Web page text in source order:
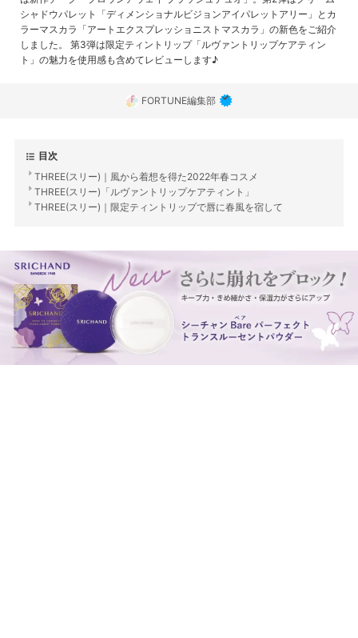
シャドウパレット「ディメンショナルビジョンアイパレットアリー」とカ
ラーマスカラ「アートエクスプレッショニストマスカラ」の新色をご紹介
しました。 第3弾は限定ティントリップ「ルヴァントリップケアティン
ト」の魅力を使用感も含めてレビューします♪
FORTUNE編集部
目次
THREE(スリー)｜風から着想を得た2022年春コスメ
THREE(スリー)「ルヴァントリップケアティント」
THREE(スリー)｜限定ティントリップで唇に春風を宿して